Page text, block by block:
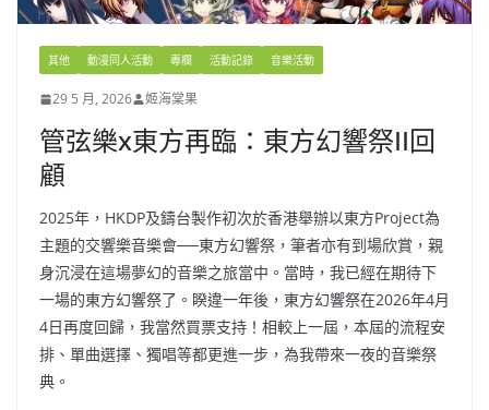
其他 動漫同人活動 專欄 活動記錄 音樂活動
29 5 月, 2026 姬海棠果
管弦樂x東方再臨：東方幻響祭II回
顧
2025年，HKDP及鑄台製作初次於香港舉辦以東方Project為
主題的交響樂音樂會──東方幻響祭，筆者亦有到場欣賞，親
身沉浸在這場夢幻的音樂之旅當中。當時，我已經在期待下
一場的東方幻響祭了。睽違一年後，東方幻響祭在2026年4月
4日再度回歸，我當然買票支持！相較上一屆，本屆的流程安
排、單曲選擇、獨唱等都更進一步，為我帶來一夜的音樂祭
典。